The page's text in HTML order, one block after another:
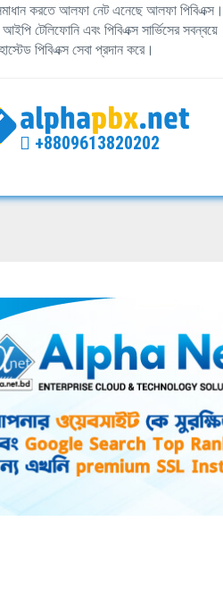
করতে আলফা নেট এনেছে আলফা পিবিএক্স।
টেলিফোনি এবং পিবিএক্স সার্ভিসের সবন্বয়ে
পিবিএক্স সেবা প্রদান করে।
+8809613820202